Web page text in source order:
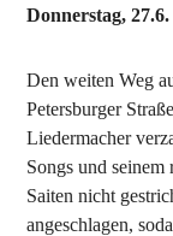
Donnerstag, 27.6.
Den weiten Weg
Petersburger
Liedermacher
Songs und
Saiten nicht
angeschlagen,